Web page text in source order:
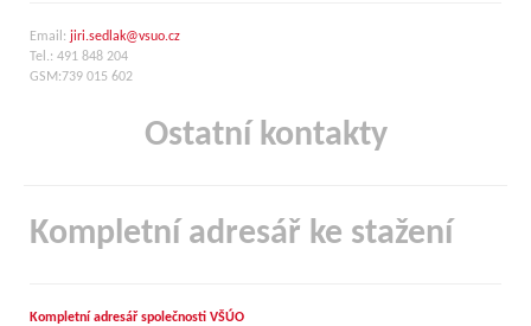
Email: jiri.sedlak@vsuo.cz
Tel.: 491 848 204
GSM:739 015 602
Ostatní kontakty
Kompletní adresář ke stažení
Kompletní adresář společnosti VŠÚO